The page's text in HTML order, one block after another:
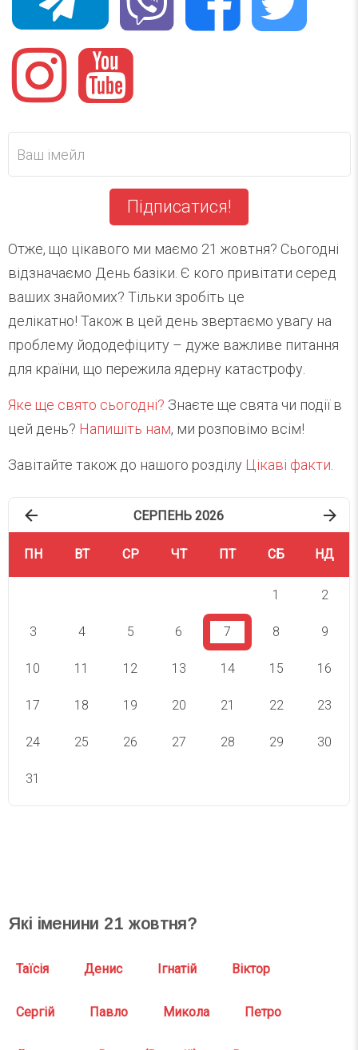
Підписатися!
Отже, що цікавого ми маємо 21 жовтня? Сьогодні
відзначаємо День базіки. Є кого привітати серед
ваших знайомих? Тільки зробіть це
делікатно! Також в цей день звертаємо увагу на
проблему йододефіциту – дуже важливе питання
для країни, що пережила ядерну катастрофу.
Яке ще свято сьогодні? Знаєте ще свята чи події в
цей день? Напишіть нам, ми розповімо всім!
Завітайте також до нашого розділу Цікаві факти
СЕРПЕНЬ 2026
ПН ВТ СР ЧТ ПТ СБ НД
1 2
3 4 5 6 7 8 9
10 11 12 13 14 15 16
17 18 19 20 21 22 23
24 25 26 27 28 29 30
31
Які іменини 21 жовтня?
Таїсія Денис Ігнатій Віктор
Сергій Павло Микола Петро